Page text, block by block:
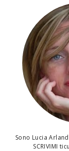
Sono Lucia
SCRIVIMI